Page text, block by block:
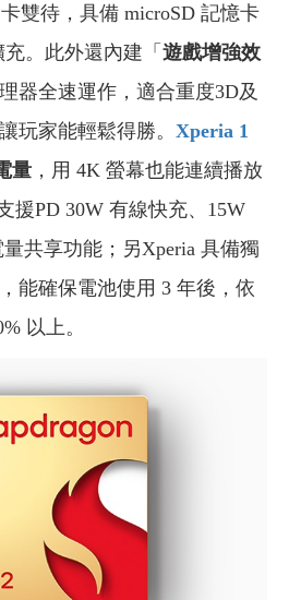
雙待，具備 microSD 記憶卡
。此外還內建「 遊戲增強效
器全速運作，適合重度3D及
玩家能輕鬆得勝。 Xperia 1
量 ，用 4K 螢幕也能連續播放
援PD 30W 有線快充、15W
共享功能；另Xperia 具備獨
能確保電池使用 3 年後，依
以上。